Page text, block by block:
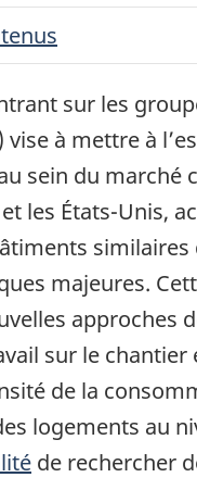
sur les
vise à mettre à
sein du marché
les États-Unis,
similaires
majeures.
approches
sur le
de la
logements au
de rechercher